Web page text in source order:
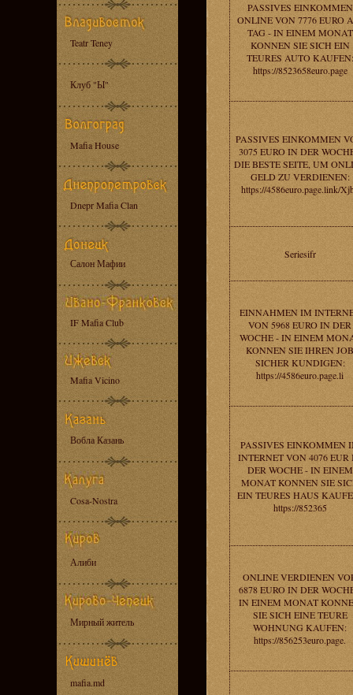
Teatr Teney
Клуб "Ы"
Mafia House
Dnepr Mafia Clan
Салон Мафии
IF Mafia Club
Mafia Vicino
Вобла Казань
Cosa-Nostra
Алиби
Мирный житель
mafia.md
PASSIVES EINKOMMEN
ONLINE VON 7776 EURO
TAG - IN EINEM MONAT
KONNEN SIE SICH EIN
TEURES AUTO KAUFEN:
https://8523658euro.page
PASSIVES EINKOMMEN
3075 EURO IN DER
DIE BESTE SEITE, UM
GELD ZU VERDIENEN:
https://4586euro.page.link/
Seriesifr
EINNAHMEN IM
VON 5968 EURO IN DER
WOCHE - IN EINEM
KONNEN SIE IHREN JOB
SICHER KUNDIGEN:
https://4586euro.page.li
PASSIVES EINKOMMEN
INTERNET VON 4076 EUR
DER WOCHE - IN EINEM
MONAT KONNEN SIE
EIN TEURES HAUS
https://852365
ONLINE VERDIENEN
6878 EURO IN DER
IN EINEM MONAT
SIE SICH EINE TEURE
WOHNUNG KAUFEN:
https://856253euro.page.